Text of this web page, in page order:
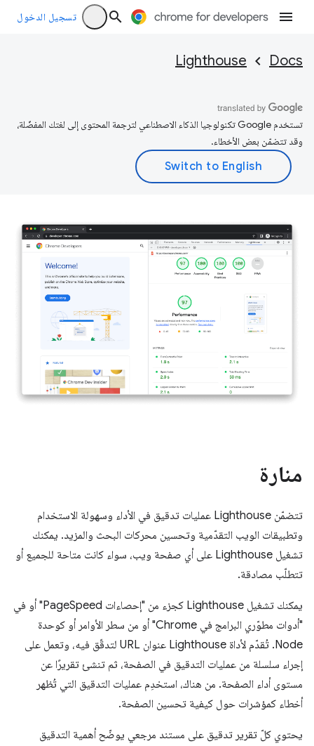
تسجيل الدخول
Docs
Lighthouse
تستخدم Google تكنولوجيا الذكاء الاصطناعي لترجمة المحتوى إلى لغتك المفضّلة،
وقد تتضمّن بعض الأخطاء.
منارة
تتضمّن Lighthouse عمليات تدقيق في الأداء وسهولة الاستخدام
وتطبيقات الويب التقدّمية وتحسين محركات البحث والمزيد. يمكنك
تشغيل Lighthouse على أي صفحة ويب، سواء كانت متاحة للجميع أو
تتطلّب مصادقة.
يمكنك تشغيل Lighthouse كجزء من "إحصاءات PageSpeed" أو في
"أدوات مطوّري البرامج في Chrome" أو من سطر الأوامر أو كوحدة
Node. تُقدّم لأداة Lighthouse عنوان URL لتدقّق فيه، وتعمل على
إجراء سلسلة من عمليات التدقيق في الصفحة، ثم تنشئ تقريرًا عن
مستوى أداء الصفحة. من هناك، استخدِم عمليات التدقيق التي تُظهر
أخطاء كمؤشرات حول كيفية تحسين الصفحة.
يحتوي كلّ تقرير تدقيق على مستند مرجعي يوضّح أهمية التدقيق